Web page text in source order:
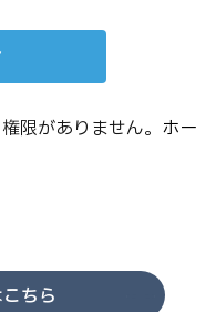
限がありません。 ホー
ちら